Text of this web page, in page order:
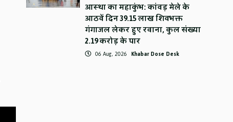
आस्था का महाकुंभ: कांवड़ मेले के
आठवें दिन 39.15 लाख शिवभक्त
गंगाजल लेकर हुए रवाना, कुल संख्या
2.19 करोड़ के पार
06 Aug, 2026 Khabar Dose Desk